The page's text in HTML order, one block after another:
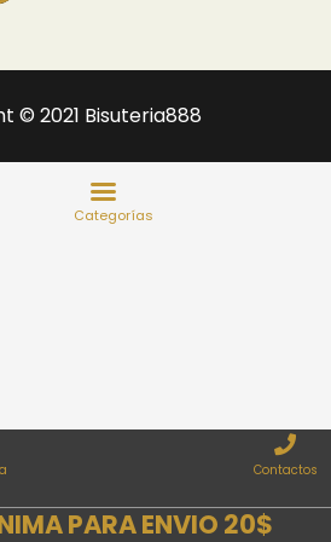
© 2021 Bisuteria888
Contactos
PARA ENVIO 20$